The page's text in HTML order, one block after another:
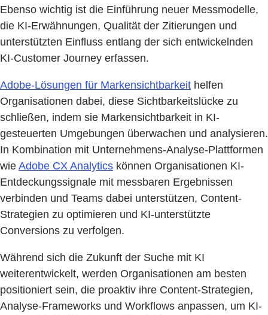
Ebenso wichtig ist die Einführung neuer Messmodelle,
die KI-Erwähnungen, Qualität der Zitierungen und
unterstützten Einfluss entlang der sich entwickelnden
KI-Customer Journey erfassen.
Adobe-Lösungen für Markensichtbarkeit helfen
Organisationen dabei, diese Sichtbarkeitslücke zu
schließen, indem sie Markensichtbarkeit in KI-
gesteuerten Umgebungen überwachen und analysieren.
In Kombination mit Unternehmens-Analyse-Plattformen
wie Adobe CX Analytics können Organisationen KI-
Entdeckungssignale mit messbaren Ergebnissen
verbinden und Teams dabei unterstützen, Content-
Strategien zu optimieren und KI-unterstützte
Conversions zu verfolgen.
Während sich die Zukunft der Suche mit KI
weiterentwickelt, werden Organisationen am besten
positioniert sein, die proaktiv ihre Content-Strategien,
Analyse-Frameworks und Workflows anpassen, um KI-